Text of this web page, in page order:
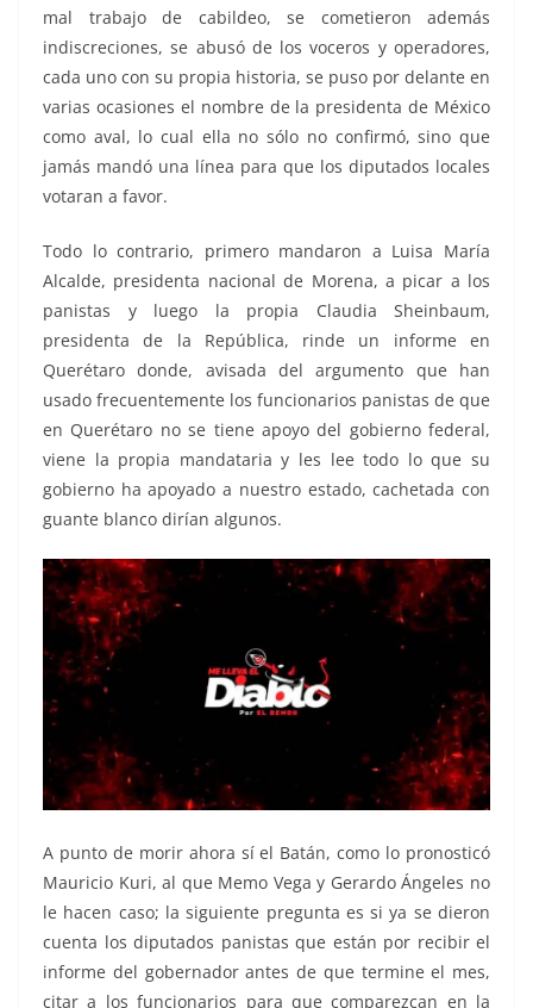
mal trabajo de cabildeo, se cometieron además
indiscreciones, se abusó de los voceros y operadores,
cada uno con su propia historia, se puso por delante en
varias ocasiones el nombre de la presidenta de México
como aval, lo cual ella no sólo no confirmó, sino que
jamás mandó una línea para que los diputados locales
votaran a favor.
Todo lo contrario, primero mandaron a Luisa María
Alcalde, presidenta nacional de Morena, a picar a los
panistas y luego la propia Claudia Sheinbaum,
presidenta de la República, rinde un informe en
Querétaro donde, avisada del argumento que han
usado frecuentemente los funcionarios panistas de que
en Querétaro no se tiene apoyo del gobierno federal,
viene la propia mandataria y les lee todo lo que su
gobierno ha apoyado a nuestro estado, cachetada con
guante blanco dirían algunos.
A punto de morir ahora sí el Batán, como lo pronosticó
Mauricio Kuri, al que Memo Vega y Gerardo Ángeles no
le hacen caso; la siguiente pregunta es si ya se dieron
cuenta los diputados panistas que están por recibir el
informe del gobernador antes de que termine el mes,
citar a los funcionarios para que comparezcan en la